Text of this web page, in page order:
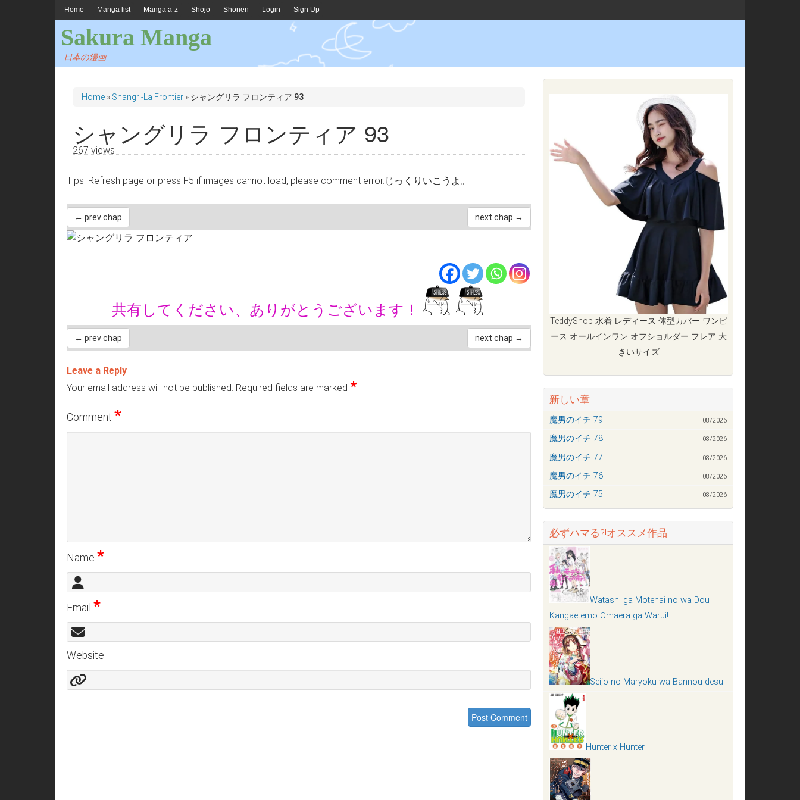
Home Manga list Manga a-z Shojo Shonen Login Sign Up
Sakura Manga
日本の漫画
Home » Shangri-La Frontier » シャングリラ フロンティア 93
シャングリラ フロンティア 93
267 views
Tips: Refresh page or press F5 if images cannot load, please comment error.じっくりいこうよ。
← prev chap next chap →
共有してください、ありがとうございます！
← prev chap next chap →
Leave a Reply
Your email address will not be published. Required fields are marked *
Comment *
Name *
Email *
Website
TeddyShop 水着 レディース 体型カバー ワンピ
ース オールインワン オフショルダー フレア 大
きいサイズ
新しい章
魔男のイチ 79 08/2026
魔男のイチ 78 08/2026
魔男のイチ 77 08/2026
魔男のイチ 76 08/2026
魔男のイチ 75 08/2026
必ずハマる?!オススメ作品
Watashi ga Motenai no wa Dou
Kangaetemo Omaera ga Warui!
Seijo no Maryoku wa Bannou desu
Hunter x Hunter